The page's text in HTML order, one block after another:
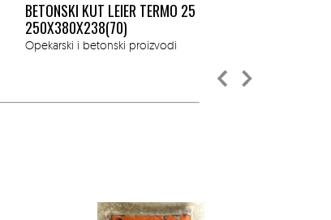
BETONSKI KUT LEIER TERMO 25
250X380X238(70)
Opekarski i betonski proizvodi